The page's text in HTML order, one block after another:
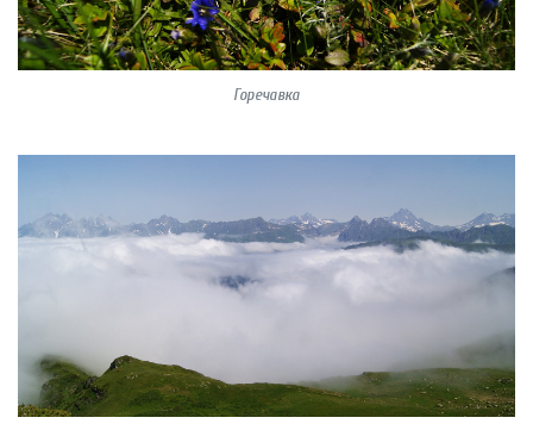
Горечавка